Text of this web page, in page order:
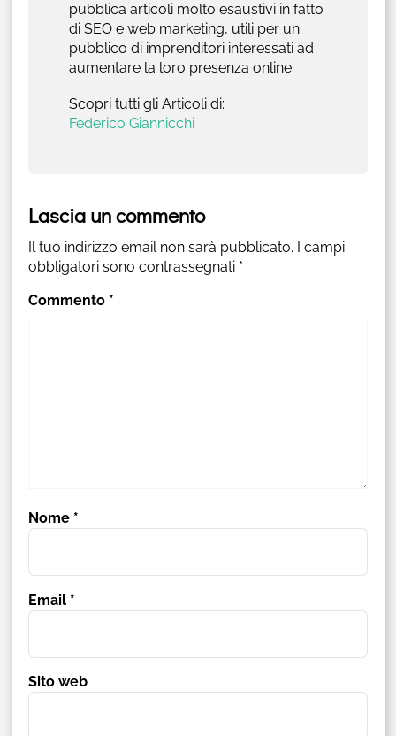
pubblica articoli molto esaustivi in fatto
di SEO e web marketing, utili per un
pubblico di imprenditori interessati ad
aumentare la loro presenza online
Scopri tutti gli Articoli di:
Federico Giannicchi
Lascia un commento
Il tuo indirizzo email non sarà pubblicato. I campi
obbligatori sono contrassegnati *
Commento *
Nome *
Email *
Sito web